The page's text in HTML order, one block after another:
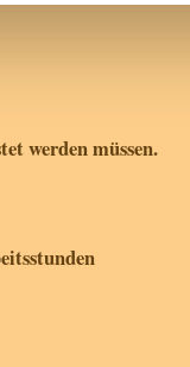
werden müssen.